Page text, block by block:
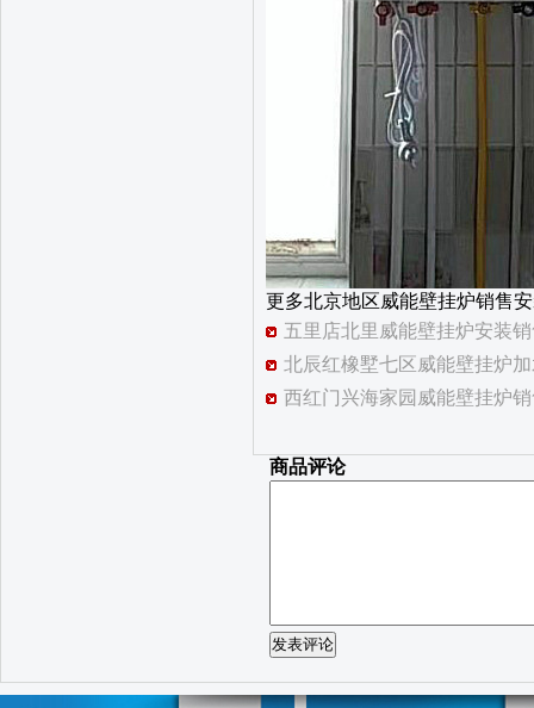
更多北京地区威能壁挂炉销售
五里店北里威能壁挂炉安装
北辰红橡墅七区威能壁挂炉
西红门兴海家园威能壁挂炉
商品评论
发表评论